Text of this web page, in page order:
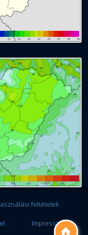

feltételek
Impresszum